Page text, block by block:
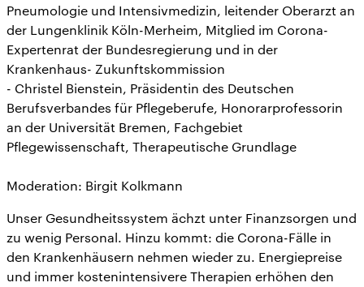
Pneumologie und Intensivmedizin, leitender Oberarzt an
der Lungenklinik Köln-Merheim, Mitglied im Corona-
Expertenrat der Bundesregierung und in der
Krankenhaus- Zukunftskommission
- Christel Bienstein, Präsidentin des Deutschen
Berufsverbandes für Pflegeberufe, Honorarprofessorin
an der Universität Bremen, Fachgebiet
Pflegewissenschaft, Therapeutische Grundlage
Moderation: Birgit Kolkmann
Unser Gesundheitssystem ächzt unter Finanzsorgen und
zu wenig Personal. Hinzu kommt: die Corona-Fälle in
den Krankenhäusern nehmen wieder zu. Energiepreise
und immer kostenintensivere Therapien erhöhen den